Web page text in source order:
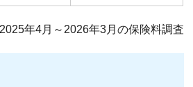
2025年4月～2026年3月の保険料調査